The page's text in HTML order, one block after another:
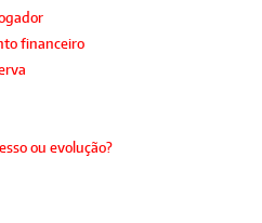
financeiro
ou evolução?